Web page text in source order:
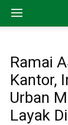
Ramai
Kantor,
Urban
Layak